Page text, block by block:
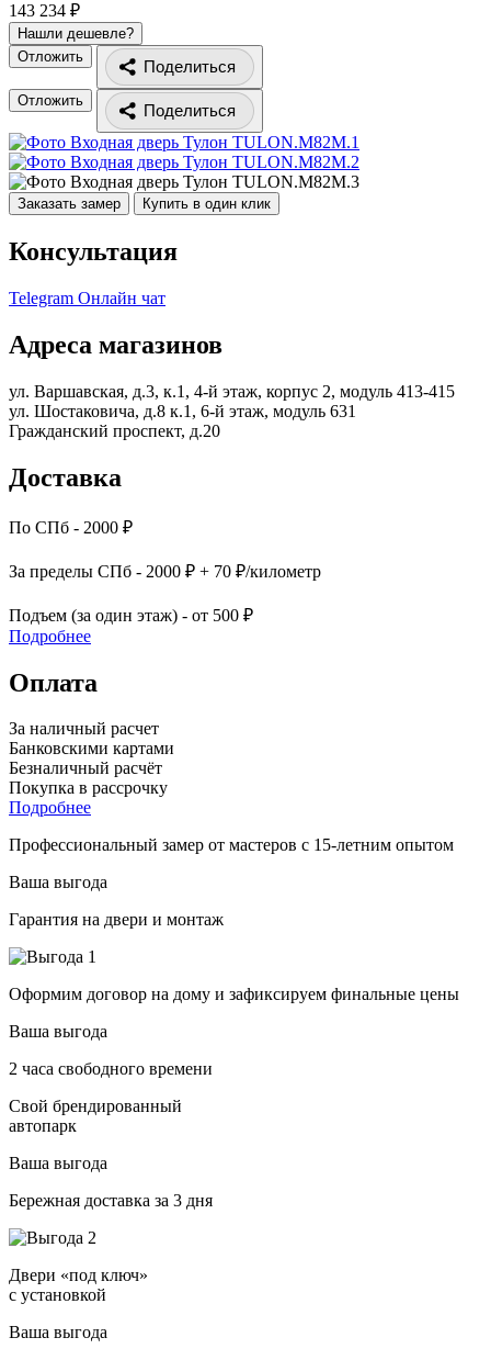
143 234 ₽
Нашли дешевле?
Отложить
Поделиться
Отложить
Поделиться
Заказать замер Купить в один клик
Консультация
Telegram Онлайн чат
Адреса магазинов
ул. Варшавская, д.3, к.1, 4-й этаж, корпус 2, модуль 413-415
ул. Шостаковича, д.8 к.1, 6-й этаж, модуль 631
Гражданский проспект, д.20
Доставка
По СПб - 2000 ₽
За пределы СПб - 2000 ₽ + 70 ₽/километр
Подъем (за один этаж) - от 500 ₽
Подробнее
Оплата
За наличный расчет
Банковскими картами
Безналичный расчёт
Покупка в рассрочку
Подробнее
Профессиональный замер от мастеров с 15-летним опытом
Ваша выгода
Гарантия на двери и монтаж
Оформим договор на дому и зафиксируем финальные цены
Ваша выгода
2 часа свободного времени
Свой брендированный
автопарк
Ваша выгода
Бережная доставка за 3 дня
Двери «под ключ»
с установкой
Ваша выгода